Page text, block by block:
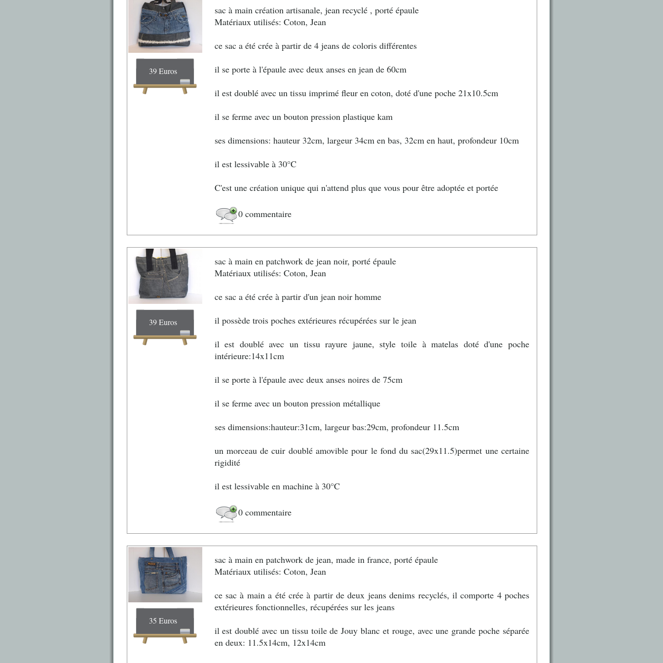
39 Euros
sac à main création artisanale, jean recyclé , porté épaule
Matériaux utilisés: Coton, Jean
ce sac a été crée à partir de 4 jeans de coloris différentes
il se porte à l'épaule avec deux anses en jean de 60cm
il est doublé avec un tissu imprimé fleur en coton, doté d'une poche 21x10.5cm
il se ferme avec un bouton pression plastique kam
ses dimensions: hauteur 32cm, largeur 34cm en bas, 32cm en haut, profondeur 10cm
il est lessivable à 30°C
C'est une création unique qui n'attend plus que vous pour être adoptée et portée
0 commentaire
39 Euros
sac à main en patchwork de jean noir, porté épaule
Matériaux utilisés: Coton, Jean
ce sac a été crée à partir d'un jean noir homme
il possède trois poches extérieures récupérées sur le jean
il est doublé avec un tissu rayure jaune, style toile à matelas doté d'une poche
intérieure:14x11cm
il se porte à l'épaule avec deux anses noires de 75cm
il se ferme avec un bouton pression métallique
ses dimensions:hauteur:31cm, largeur bas:29cm, profondeur 11.5cm
un morceau de cuir doublé amovible pour le fond du sac(29x11.5)permet une certaine
rigidité
il est lessivable en machine à 30°C
0 commentaire
35 Euros
sac à main en patchwork de jean, made in france, porté épaule
Matériaux utilisés: Coton, Jean
ce sac à main a été crée à partir de deux jeans denims recyclés, il comporte 4 poches
extérieures fonctionnelles, récupérées sur les jeans
il est doublé avec un tissu toile de Jouy blanc et rouge, avec une grande poche séparée
en deux: 11.5x14cm, 12x14cm